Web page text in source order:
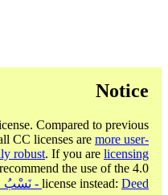
Notice
Compared to previous
CC licenses are more user-
robust. If you are licensing
the use of the 4.0
license instead: Deed - نَسْبُ الـمُصنَّف، مَنْع الاشتقاق 4.0 دولي